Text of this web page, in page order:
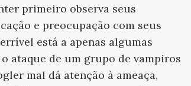
primeiro observa seus
e preocupação com seus
está a apenas algumas
ataque de um grupo de vampiros
mal dá atenção à ameaça,